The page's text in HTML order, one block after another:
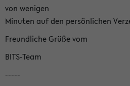
von wenigen
Minuten auf den persönlichen
Freundliche Grüße vom
BITS-Team
-----